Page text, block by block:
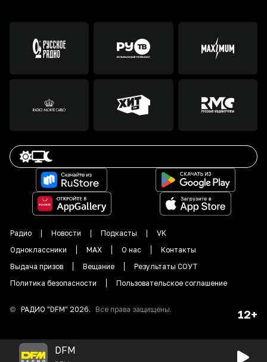
Радио Новости Подкасты
VK
Одноклассники
MAX О нас
Контакты
Выдача призов
Вещание
Результаты СОУТ
Политика безопасности
Пользовательское соглашение
© РАДИО "DFM" 2026. Все права защищены. 12+
DFM